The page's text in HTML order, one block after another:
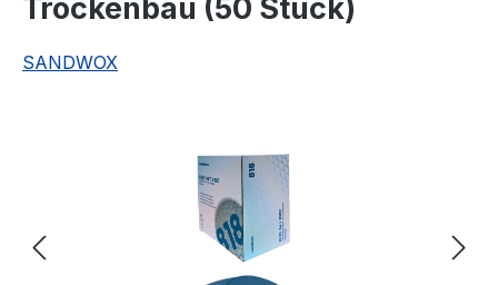
Trockenbau (50 Stück)
SANDWOX